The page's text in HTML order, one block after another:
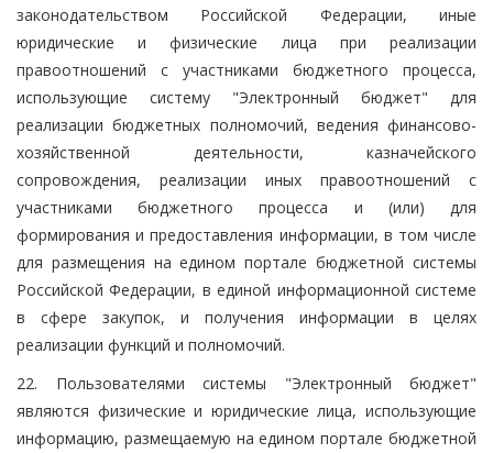
законодательством Российской Федерации, иные
юридические и физические лица при реализации
правоотношений с участниками бюджетного процесса,
использующие систему "Электронный бюджет" для
реализации бюджетных полномочий, ведения финансово-
хозяйственной деятельности, казначейского
сопровождения, реализации иных правоотношений с
участниками бюджетного процесса и (или) для
формирования и предоставления информации, в том числе
для размещения на едином портале бюджетной системы
Российской Федерации, в единой информационной системе
в сфере закупок, и получения информации в целях
реализации функций и полномочий.
22. Пользователями системы "Электронный бюджет"
являются физические и юридические лица, использующие
информацию, размещаемую на едином портале бюджетной